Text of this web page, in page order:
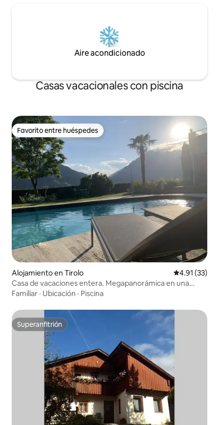
Aire acondicionado
Casas vacacionales con piscina
Favorito entre huéspedes
Favorito entre huéspedes
Alojamiento en Tirolo Calificación
4.91 (33)
Casa de vacaciones entera. Megapanorámica en una
ubicación aislada
Familiar · Ubicación · Piscina
Superanfitrión
Superanfitrión